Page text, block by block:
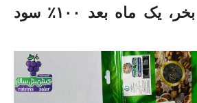
جمع‌بندی؛ الان بخر، یک ماه بعد ۱۰۰٪ سود